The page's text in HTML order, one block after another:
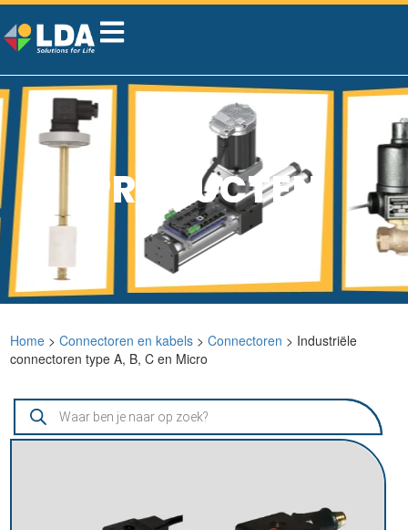
PRODUCTEN
Home> Connectoren en kabels> Connectoren > Industriële
connectoren type A, B, C en Micro